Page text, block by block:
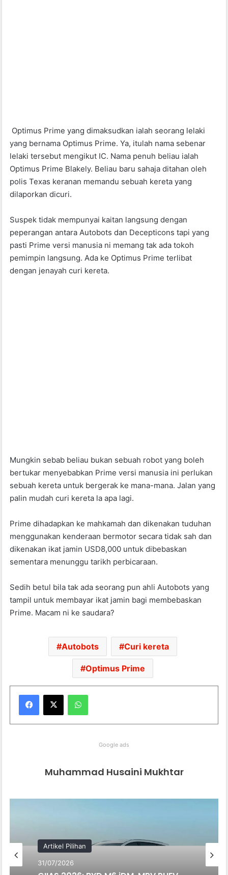
Optimus Prime yang dimaksudkan ialah seorang lelaki
yang bernama Optimus Prime. Ya, itulah nama sebenar
lelaki tersebut mengikut IC. Nama penuh beliau ialah
Optimus Prime Blakely. Beliau baru sahaja ditahan oleh
polis Texas keranan memandu sebuah kereta yang
dilaporkan dicuri.
Suspek tidak mempunyai kaitan langsung dengan
peperangan antara Autobots dan Decepticons tapi yang
pasti Prime versi manusia ni memang tak ada tokoh
pemimpin langsung. Ada ke Optimus Prime terlibat
dengan jenayah curi kereta.
Mungkin sebab beliau bukan sebuah robot yang boleh
bertukar menyebabkan Prime versi manusia ini perlukan
sebuah kereta untuk bergerak ke mana-mana. Jalan yang
palin mudah curi kereta la apa lagi.
Prime dihadapkan ke mahkamah dan dikenakan tuduhan
menggunakan kenderaan bermotor secara tidak sah dan
dikenakan ikat jamin USD8,000 untuk dibebaskan
sementara menunggu tarikh perbicaraan.
Sedih betul bila tak ada seorang pun ahli Autobots yang
tampil untuk membayar ikat jamin bagi membebaskan
Prime. Macam ni ke saudara?
Autobots Curi kereta
Optimus Prime
WhatsApp
Google ads
Muhammad Husaini Mukhtar
Artikel Pilihan
31/07/2026